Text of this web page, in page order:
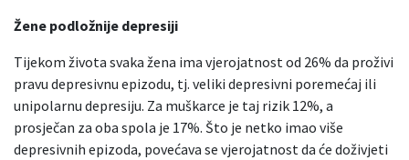
Žene podložnije depresiji
Tijekom života svaka žena ima vjerojatnost od 26% da proživi
pravu depresivnu epizodu, tj. veliki depresivni poremećaj ili
unipolarnu depresiju. Za muškarce je taj rizik 12%, a
prosječan za oba spola je 17%. Što je netko imao više
depresivnih epizoda, povećava se vjerojatnost da će doživjeti